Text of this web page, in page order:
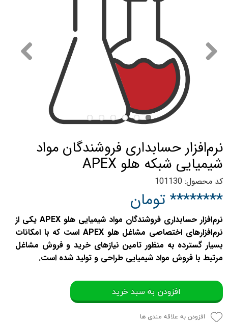
نرم‌افزار حسابداری فروشندگان مواد
شیمیایی شبکه هلو APEX
کد محصول: 101130
******** تومان
نرم‌افزار حسابداری فروشندگان مواد شیمیایی هلو APEX یکی از
نرم‌افزارهای اختصاصی مشاغل هلو APEX است که با امکانات
بسیار گسترده به منظور تامین نیازهای خرید و فروش مشاغل
مرتبط با فروش مواد شیمیایی طراحی و تولید شده است.
افزودن به سبد خرید
افزودن به علاقه مندی ها